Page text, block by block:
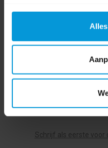
Tork (159), Handdoekrol (19), H1
0
Schrijf als eerste voor